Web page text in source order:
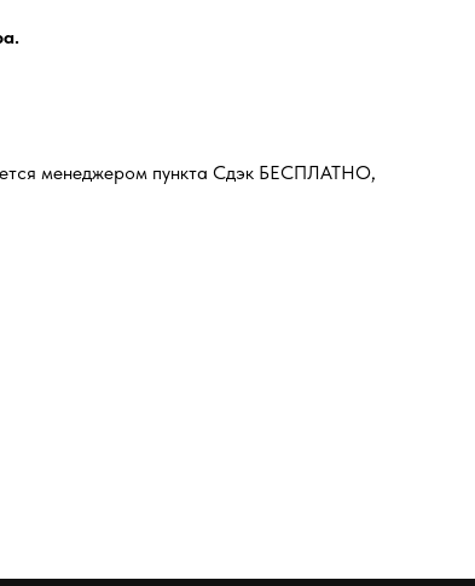
менеджером пункта Сдэк БЕСПЛАТНО,